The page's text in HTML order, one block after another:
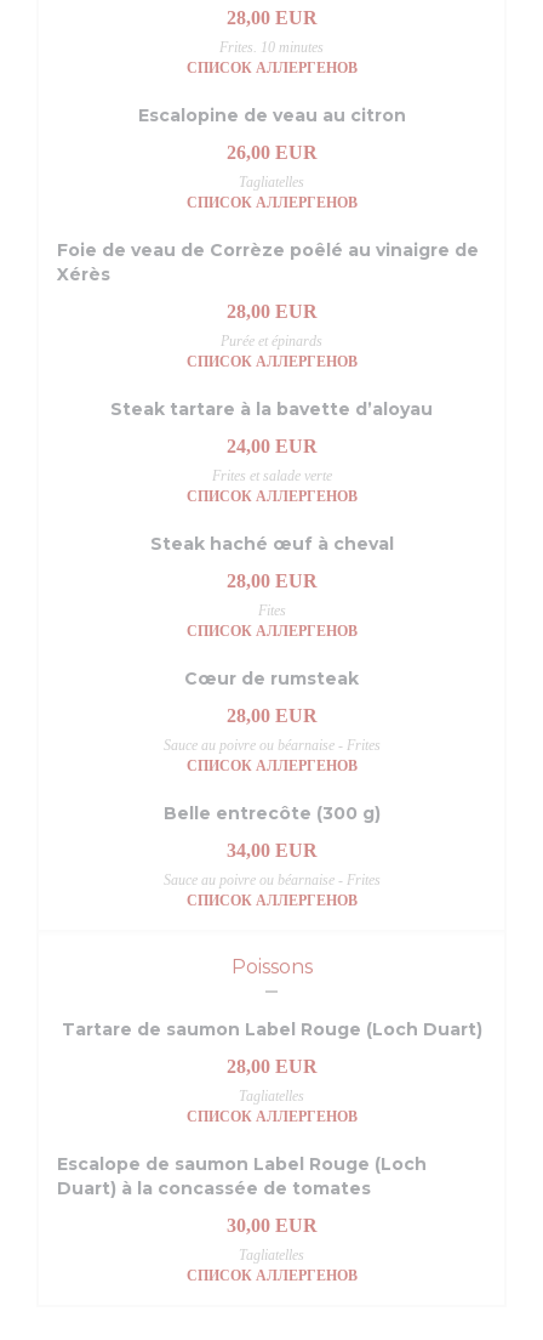
28,00 EUR
Frites. 10 minutes
СПИСОК АЛЛЕРГЕНОВ
Escalopine de veau au citron
26,00 EUR
Tagliatelles
СПИСОК АЛЛЕРГЕНОВ
Foie de veau de Corrèze poêlé au vinaigre de
Xérès
28,00 EUR
Purée et épinards
СПИСОК АЛЛЕРГЕНОВ
Steak tartare à la bavette d’aloyau
24,00 EUR
Frites et salade verte
СПИСОК АЛЛЕРГЕНОВ
Steak haché œuf à cheval
28,00 EUR
Fites
СПИСОК АЛЛЕРГЕНОВ
Cœur de rumsteak
28,00 EUR
Sauce au poivre ou béarnaise - Frites
СПИСОК АЛЛЕРГЕНОВ
Belle entrecôte (300 g)
34,00 EUR
Sauce au poivre ou béarnaise - Frites
СПИСОК АЛЛЕРГЕНОВ
Poissons
Tartare de saumon Label Rouge (Loch Duart)
28,00 EUR
Tagliatelles
СПИСОК АЛЛЕРГЕНОВ
Escalope de saumon Label Rouge (Loch
Duart) à la concassée de tomates
30,00 EUR
Tagliatelles
СПИСОК АЛЛЕРГЕНОВ